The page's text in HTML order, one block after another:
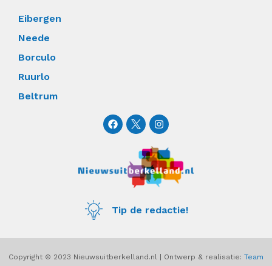
Eibergen
Neede
Borculo
Ruurlo
Beltrum
F
a
c
o
o
I
n
s
t
a
g
r
a
Tip de redactie!
Copyright © 2023 Nieuwsuitberkelland.nl | Ontwerp & realisatie: Team